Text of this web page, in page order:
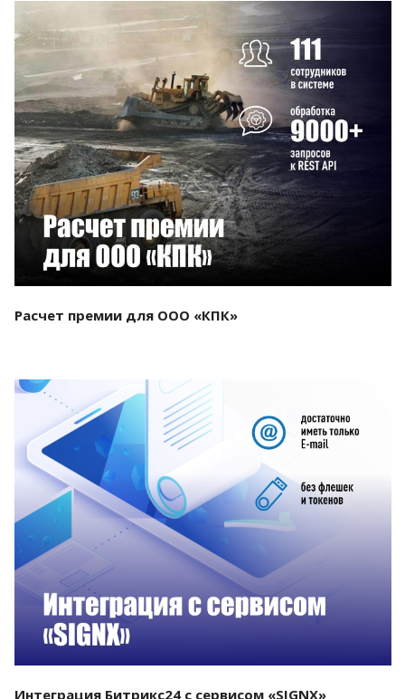
Смотреть проект
Расчет премии для ООО «КПК»
Смотреть проект
Интеграция Битрикс24 с сервисом «SIGNX»